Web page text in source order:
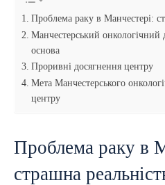
Проблема раку в Манчестері:
Манчестерський онкологічний
основа
Проривні досягнення центру
Мета Манчестерського
центру
Проблема раку в
страшна